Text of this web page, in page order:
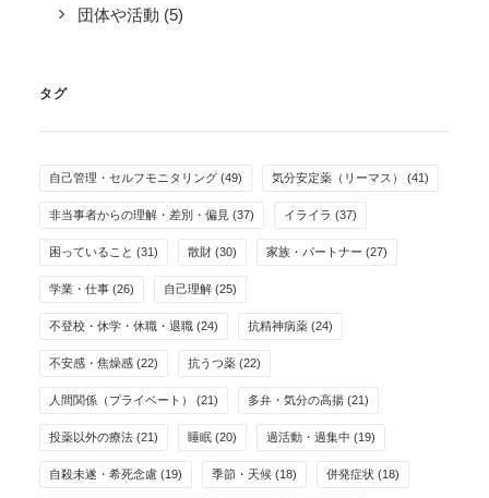
団体や活動 (5)
タグ
自己管理・セルフモニタリング (49) 気分安定薬（リーマス） (41)
非当事者からの理解・差別・偏見 (37) イライラ (37)
困っていること (31) 散財 (30) 家族・パートナー (27)
学業・仕事 (26) 自己理解 (25)
不登校・休学・休職・退職 (24) 抗精神病薬 (24)
不安感・焦燥感 (22) 抗うつ薬 (22)
人間関係（プライベート） (21) 多弁・気分の高揚 (21)
投薬以外の療法 (21) 睡眠 (20) 過活動・過集中 (19)
自殺未遂・希死念慮 (19) 季節・天候 (18) 併発症状 (18)